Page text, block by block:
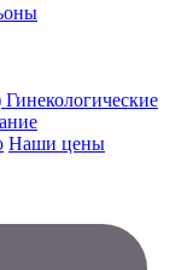
Гинекологические
Наши цены